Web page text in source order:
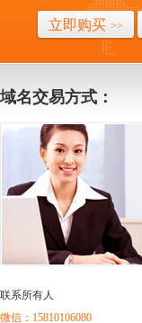
立即购买 >>
域名交易方式：
联系所有人
微信：15810106080